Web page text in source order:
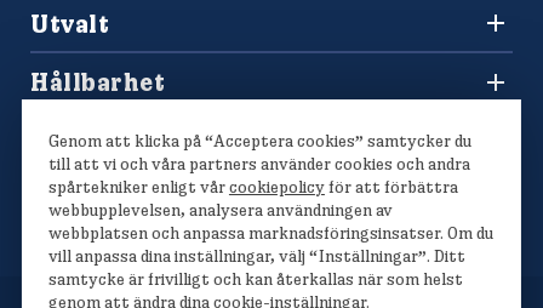
Press och nyhetsrum
Sponsring
Tävlingar
Hitta din Polarklämma
Utvalt
Lediga jobb
Våra bröd
Hållbarhet
Polarmetoden
Genom att klicka på “Acceptera cookies” samtycker du
till att vi och våra partners använder cookies och andra
spårtekniker enligt vårcookiepolicyför att förbättra
webbupplevelsen, analysera användningen av
webbplatsen och anpassa marknadsföringsinsatser. Om du
vill anpassa dina inställningar, välj “Inställningar”. Ditt
samtycke är frivilligt och kan återkallas när som helst
genom att ändra dina cookie-inställningar.